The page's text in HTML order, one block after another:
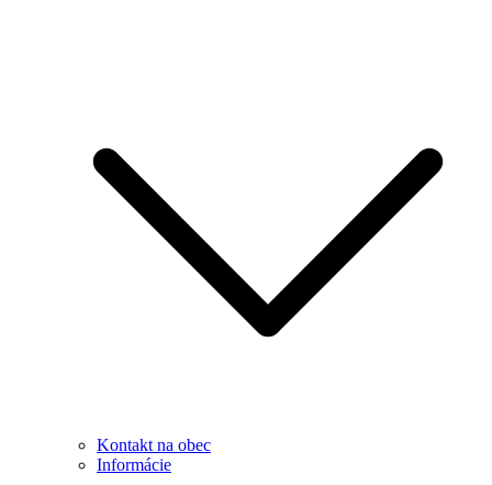
Kontakt na obec
Informácie